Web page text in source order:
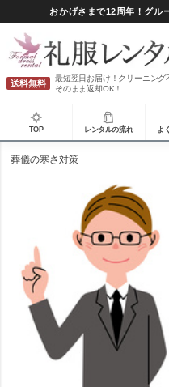
おかげさまで12周年！グル
送料無料
最短翌日お届け！クリーニング
そのまま返却OK！
TOP レンタルの流れ よ
葬儀の寒さ対策